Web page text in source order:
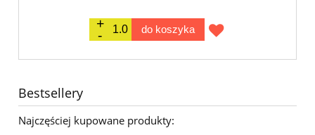
do koszyka
Bestsellery
Najczęściej kupowane produkty: